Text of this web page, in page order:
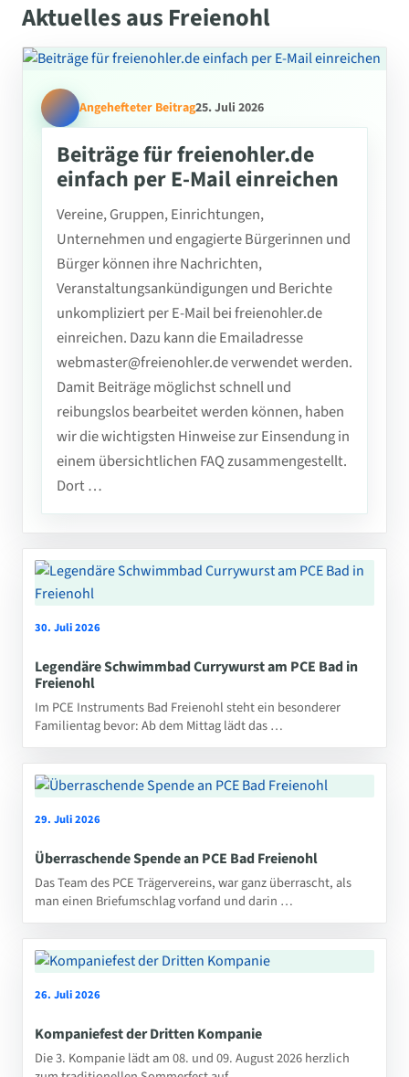
Aktuelles aus Freienohl
Angehefteter Beitrag25. Juli 2026
Beiträge für freienohler.de
einfach per E-Mail einreichen
Vereine, Gruppen, Einrichtungen,
Unternehmen und engagierte Bürgerinnen und
Bürger können ihre Nachrichten,
Veranstaltungsankündigungen und Berichte
unkompliziert per E-Mail bei freienohler.de
einreichen. Dazu kann die Emailadresse
webmaster@freienohler.de verwendet werden.
Damit Beiträge möglichst schnell und
reibungslos bearbeitet werden können, haben
wir die wichtigsten Hinweise zur Einsendung in
einem übersichtlichen FAQ zusammengestellt.
Dort …
30. Juli 2026
Legendäre Schwimmbad Currywurst am PCE Bad in
Freienohl
Im PCE Instruments Bad Freienohl steht ein besonderer
Familientag bevor: Ab dem Mittag lädt das …
29. Juli 2026
Überraschende Spende an PCE Bad Freienohl
Das Team des PCE Trägervereins, war ganz überrascht, als
man einen Briefumschlag vorfand und darin …
26. Juli 2026
Kompaniefest der Dritten Kompanie
Die 3. Kompanie lädt am 08. und 09. August 2026 herzlich